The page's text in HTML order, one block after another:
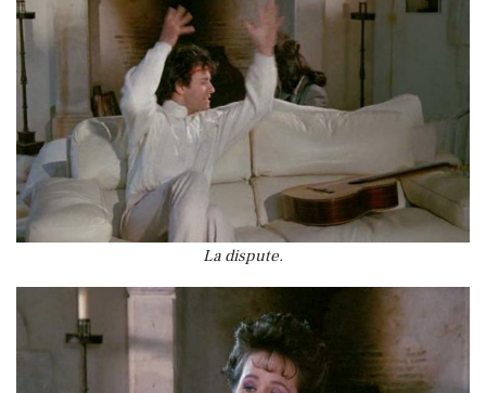
La dispute.